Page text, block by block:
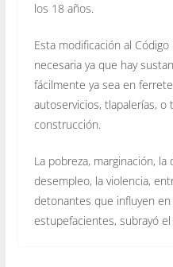
los 18 años.
Esta modificación al
necesaria ya que hay
fácilmente ya sea en
autoservicios, tlapalerías,
construcción.
La pobreza, marginación,
desempleo, la violencia,
detonantes que influyen
estupefacientes, subrayó